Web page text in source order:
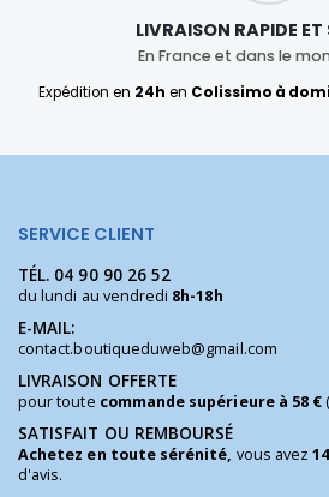
LIVRAISON RAPIDE ET
En France et dans le
Expédition en 24h en Colissimo à
SERVICE CLIENT
TÉL. 04 90 90 26 52
du lundi au vendredi 8h-18h
E-MAIL:
contact.boutiqueduweb@gmail.com
LIVRAISON OFFERTE
pour toute commande supérieure à 58 €
SATISFAIT OU REMBOURSÉ
Achetez en toute sérénité, vous avez
d'avis.